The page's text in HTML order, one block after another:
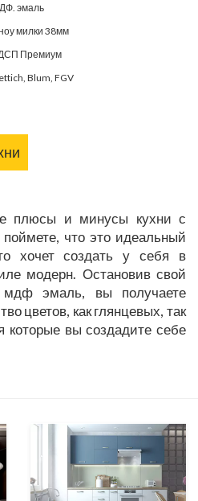
эмаль
милки 38мм
Премиум
Blum, FGV
плюсы и минусы кухни с
что это идеальный
хочет создать у себя в
модерн. Остановив свой
эмаль, вы получаете
цветов, как глянцевых, так
которые вы создадите себе